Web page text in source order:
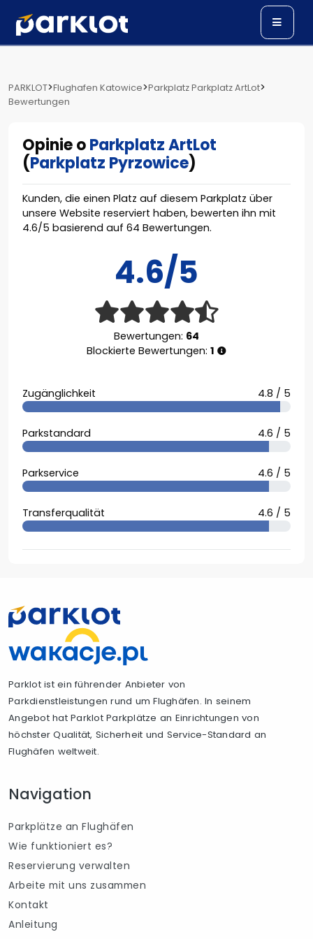
PARKLOT>Flughafen Katowice>Parkplatz Parkplatz ArtLot>
Bewertungen
Opinie oParkplatz ArtLot
(Parkplatz Pyrzowice)
Kunden, die einen Platz auf diesem Parkplatz über
unsere Website reserviert haben, bewerten ihn mit
4.6/5 basierend auf 64 Bewertungen.
4.6/5
Bewertungen: 64
Blockierte Bewertungen: 1
Zugänglichkeit 4.8 / 5
Parkstandard 4.6 / 5
Parkservice 4.6 / 5
Transferqualität 4.6 / 5
Parklot ist ein führender Anbieter von
Parkdienstleistungen rund um Flughäfen. In seinem
Angebot hat Parklot Parkplätze an Einrichtungen von
höchster Qualität, Sicherheit und Service-Standard an
Flughäfen weltweit.
Navigation
Parkplätze an Flughäfen
Wie funktioniert es?
Reservierung verwalten
Arbeite mit uns zusammen
Kontakt
Anleitung